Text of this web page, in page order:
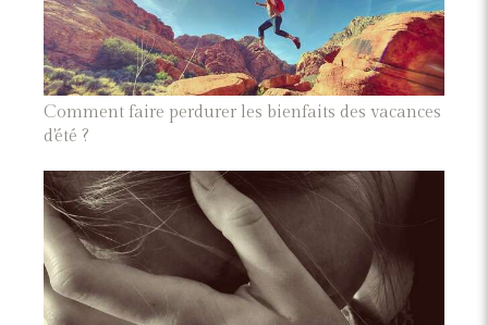
Comment faire perdurer les bienfaits des vacances
d'été ?